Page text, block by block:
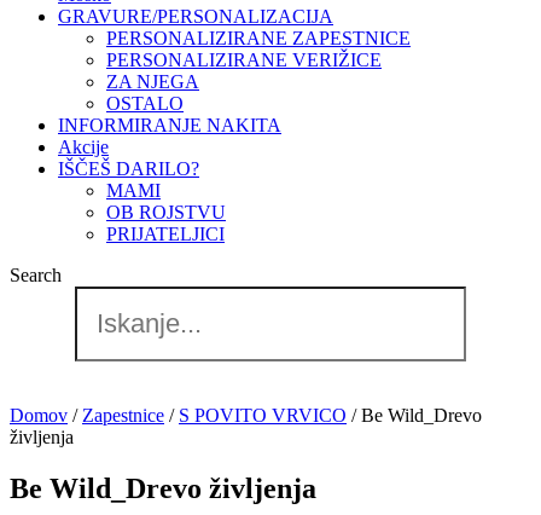
GRAVURE/PERSONALIZACIJA
PERSONALIZIRANE ZAPESTNICE
PERSONALIZIRANE VERIŽICE
ZA NJEGA
OSTALO
INFORMIRANJE NAKITA
Akcije
IŠČEŠ DARILO?
MAMI
OB ROJSTVU
PRIJATELJICI
Search
Domov / Zapestnice / S POVITO VRVICO / Be Wild_Drevo
življenja
Be Wild_Drevo življenja